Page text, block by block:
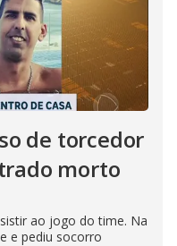
de torcedor
morto
ao jogo do time. Na
e pediu socorro